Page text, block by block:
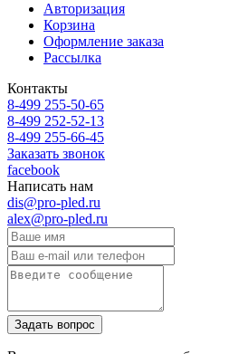
Авторизация
Корзина
Оформление заказа
Рассылка
Контакты
8-499 255-50-65
8-499 252-52-13
8-499 255-66-45
Заказать звонок
facebook
Написать нам
dis@pro-pled.ru
alex@pro-pled.ru